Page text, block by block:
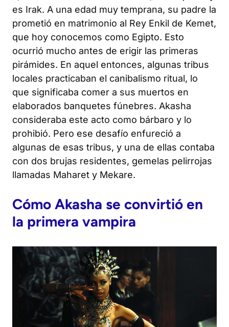
es Irak. A una edad muy temprana, su padre la
prometió en matrimonio al Rey Enkil de Kemet,
que hoy conocemos como Egipto. Esto
ocurrió mucho antes de erigir las primeras
pirámides. En aquel entonces, algunas tribus
locales practicaban el canibalismo ritual, lo
que significaba comer a sus muertos en
elaborados banquetes fúnebres. Akasha
consideraba este acto como bárbaro y lo
prohibió. Pero ese desafío enfureció a
algunas de esas tribus, y una de ellas contaba
con dos brujas residentes, gemelas pelirrojas
llamadas Maharet y Mekare.
Cómo Akasha se convirtió en
la primera vampira